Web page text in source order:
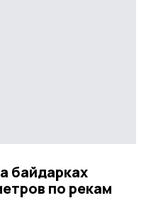
байдарках
по рекам